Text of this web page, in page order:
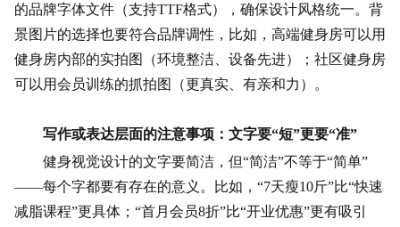
的品牌字体文件（支持TTF格式），确保设计风格统一。背
景图片的选择也要符合品牌调性，比如，高端健身房可以用
健身房内部的实拍图（环境整洁、设备先进）；社区健身房
可以用会员训练的抓拍图（更真实、有亲和力）。
写作或表达层面的注意事项：文字要“短”更要“准”
健身视觉设计的文字要简洁，但“简洁”不等于“简单”
——每个字都要有存在的意义。比如，“7天瘦10斤”比“快速
减脂课程”更具体；“首月会员8折”比“开业优惠”更有吸引